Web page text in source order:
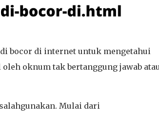
bocor di internet untuk mengetahui
oknum tak bertanggung jawab
Mulai dari